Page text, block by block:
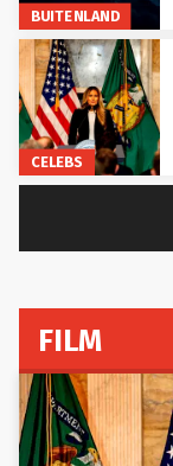
BUITENLAND
CELEBS
FILM